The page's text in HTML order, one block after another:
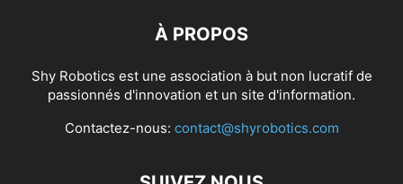
À PROPOS
Shy Robotics est une association à but non lucratif de
passionnés d'innovation et un site d'information.
Contactez-nous: contact@shyrobotics.com